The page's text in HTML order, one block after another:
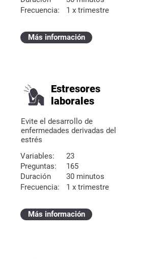
Frecuencia:
1 x trimestre
Más información
Estresores
laborales
Evite el desarrollo de
enfermedades derivadas del
estrés
Variables:
Preguntas:
Duración
Frecuencia:
23
165
30 minutos
1 x trimestre
Más información